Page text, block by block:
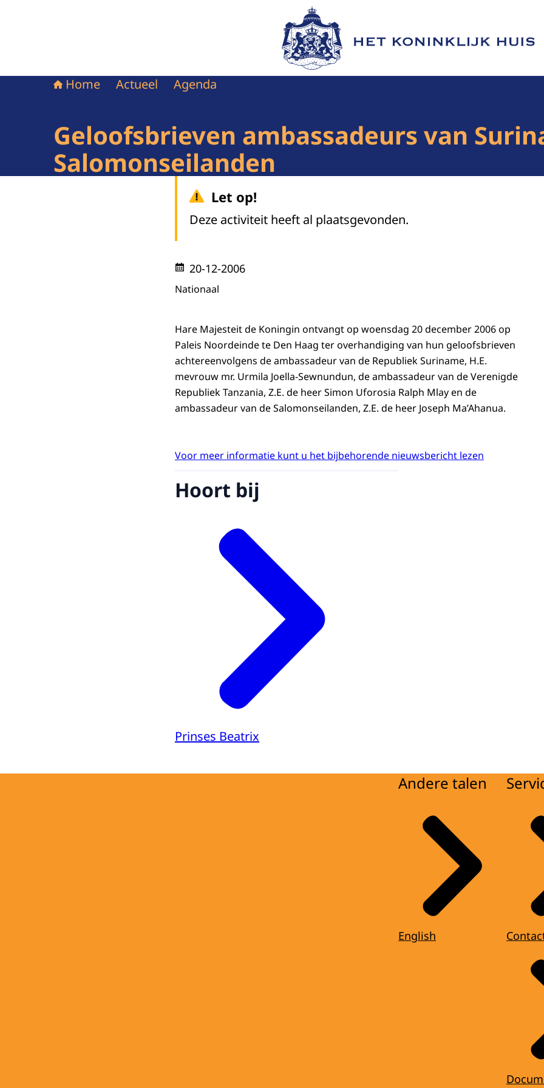
Naar de homepage van Het Koninklijk Huis
Home Actueel Agenda
Geloofsbrieven ambassadeurs van
Salomonseilanden
Let op!
Deze activiteit heeft al plaatsgevonden.
20-12-2006
Nationaal
Hare Majesteit de Koningin ontvangt op woensdag 20 december 2006 op
Paleis Noordeinde te Den Haag ter overhandiging van hun geloofsbrieven
achtereenvolgens de ambassadeur van de Republiek Suriname, H.E.
mevrouw mr. Urmila Joella-Sewnundun, de ambassadeur van de Verenigde
Republiek Tanzania, Z.E. de heer Simon Uforosia Ralph Mlay en de
ambassadeur van de Salomonseilanden, Z.E. de heer Joseph Ma’Ahanua.
Voor meer informatie kunt u het bijbehorende nieuwsbericht lezen
Hoort bij
Prinses Beatrix
Andere talen
English